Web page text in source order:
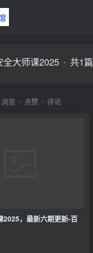
全大师课2025 共1篇
浏览 点赞 评论
2025，最新六期更新-百